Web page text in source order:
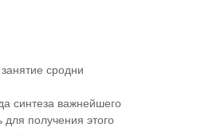
сродни
синтеза важнейшего
получения этого